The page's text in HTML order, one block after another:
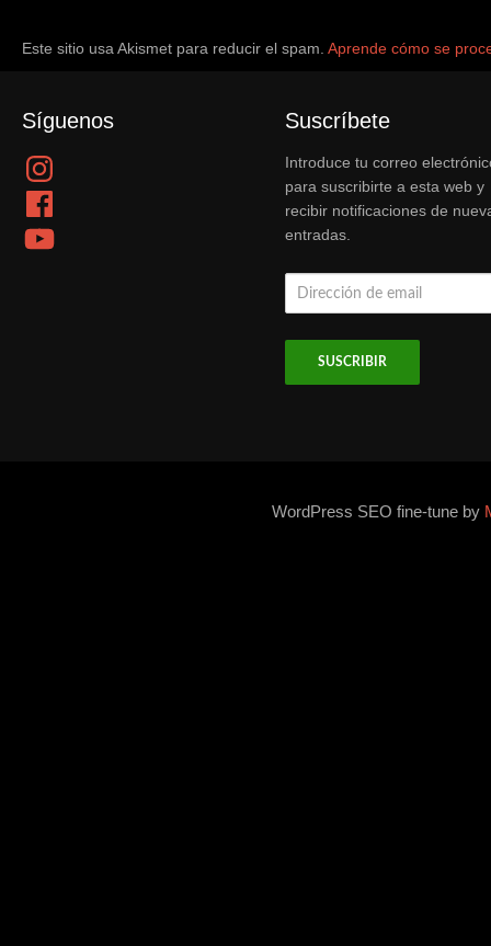
Este sitio usa Akismet para reducir el spam. Aprende cómo se
Síguenos
Instagram
Facebook
YouTube
Suscríbete
Introduce tu correo
para suscribirte a esta web y
recibir notificaciones de
entradas.
Dirección
WordPress SEO fine-tune by